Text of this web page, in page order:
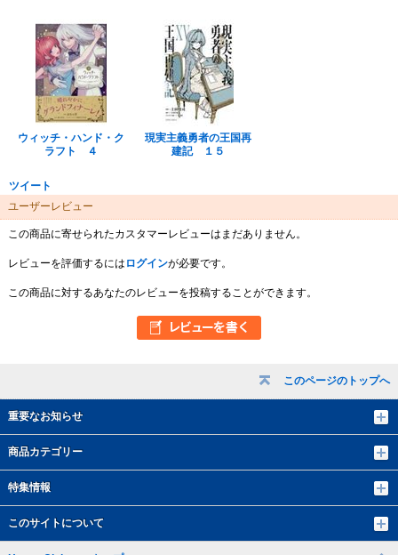
このページのトップへ
重要なお知らせ
商品カテゴリー
特集情報
このサイトについて
ウィッチ・ハンド・ク
ラフト ４
現実主義勇者の王国再
建記 １５
ツイート
ユーザーレビュー
この商品に寄せられたカスタマーレビューはまだありません。
レビューを評価するには ログインが必要です。
この商品に対するあなたのレビューを投稿することができます。